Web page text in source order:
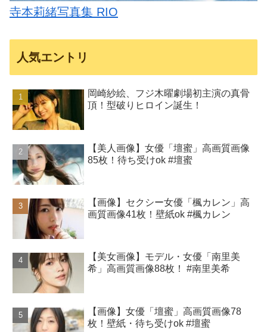
寺本莉緒写真集 RIO
人気エントリ
岡崎紗絵、フジ木曜劇場初主演の真骨
頂！型破りヒロイン誕生！
【美人画像】女優「壇蜜」高画質画像
85枚！待ち受けok #壇蜜
【画像】セクシー女優「楓カレン」高
画質画像41枚！壁紙ok #楓カレン
【美女画像】モデル・女優「南里美
希」高画質画像88枚！ #南里美希
【画像】女優「壇蜜」高画質画像78
枚！壁紙・待ち受けok #壇蜜